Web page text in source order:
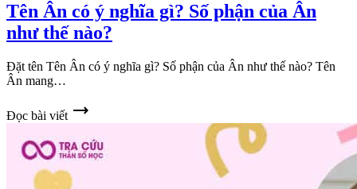
Tên Ân có ý nghĩa gì? Số phận của Ân
như thế nào?
Đặt tên Tên Ân có ý nghĩa gì? Số phận của Ân như thế nào? Tên
Ân mang…
Đọc bài viết trending_flat